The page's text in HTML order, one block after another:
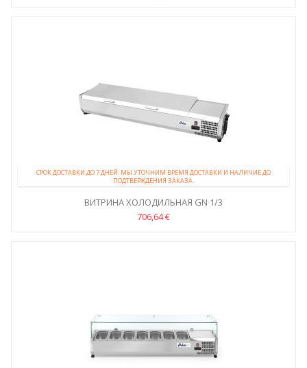
СРОК ДОСТАВКИ ДО 7 ДНЕЙ. МЫ УТОЧНИМ ВРЕМЯ ДОСТАВКИ И НАЛИЧИЕ ДО
ПОДТВЕРЖДЕНИЯ ЗАКАЗА.
ВИТРИНА ХОЛОДИЛЬНАЯ GN 1/3
706,64 €